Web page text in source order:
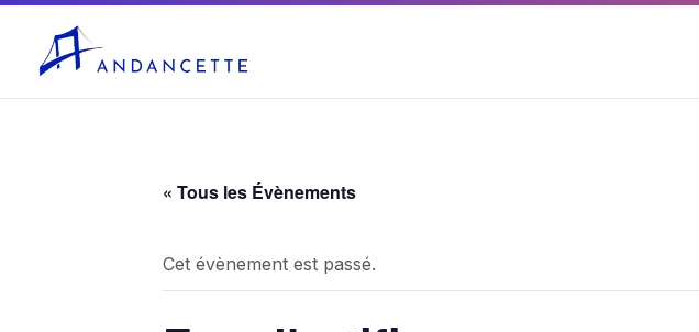
« Tous les Évènements
Cet évènement est passé.